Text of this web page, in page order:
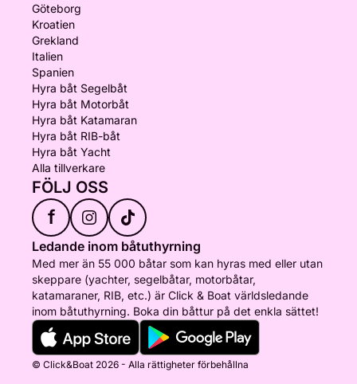
Göteborg
Kroatien
Grekland
Italien
Spanien
Hyra båt Segelbåt
Hyra båt Motorbåt
Hyra båt Katamaran
Hyra båt RIB-båt
Hyra båt Yacht
Alla tillverkare
FÖLJ OSS
f
Ledande inom båtuthyrning
Med mer än 55 000 båtar som kan hyras med eller utan
skeppare (yachter, segelbåtar, motorbåtar,
katamaraner, RIB, etc.) är Click & Boat världsledande
inom båtuthyrning. Boka din båttur på det enkla sättet!
© Click&Boat 2026 - Alla rättigheter förbehållna